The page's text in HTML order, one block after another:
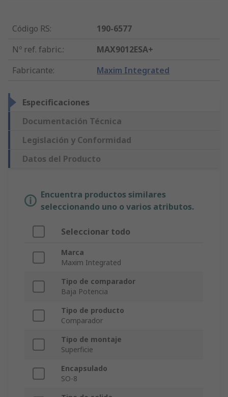
Código RS:
190-6577
Nº ref. fabric.:
MAX9012ESA+
Fabricante: Maxim Integrated
Especificaciones
Documentación Técnica
Legislación y Conformidad
Datos del Producto
Encuentra productos similares
seleccionando uno o varios atributos.
Seleccionar todo
Marca
Maxim Integrated
Tipo de comparador
Baja Potencia
Tipo de producto
Comparador
Tipo de montaje
Superficie
Encapsulado
SO-8